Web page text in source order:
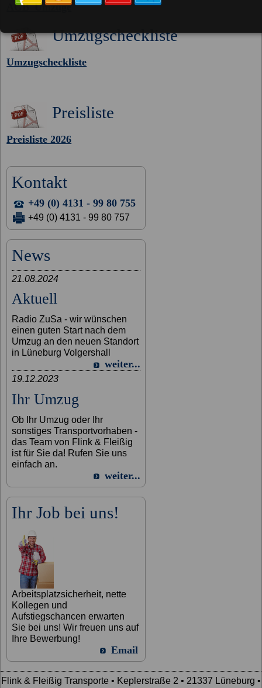
AGB_Umzüge
Umzugscheckliste
Umzugscheckliste
Preisliste
Preisliste 2026
Kontakt
+49 (0) 4131 - 99 80 755
+49 (0) 4131 - 99 80 757
News
21.08.2024
Aktuell
Radio ZuSa - wir wünschen
einen guten Start nach dem
Umzug an den neuen Standort
in Lüneburg Volgershall
weiter...
19.12.2023
Ihr Umzug
Ob Ihr Umzug oder Ihr
sonstiges Transportvorhaben -
das Team von Flink & Fleißig
ist für Sie da! Rufen Sie uns
einfach an.
weiter...
Ihr Job bei uns!
Arbeitsplatzsicherheit, nette
Kollegen und
Aufstiegschancen erwarten
Sie bei uns! Wir freuen uns auf
Ihre Bewerbung!
Email
Flink & Fleißig Transporte • Keplerstraße 2 • 21337 Lüneburg •